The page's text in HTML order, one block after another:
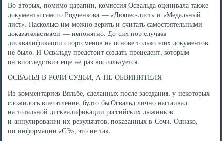
Во-вторых, помимо царапин, комиссия Освальда оценивала также
документы самого Родченкова — «Дюшес-лист» и «Медальный
лист». Насколько им можно верить и считать самостоятельными
доказательствами — непонятно. До сих пор случаев
дисквалификации спортсменов на основе только этих документов
не было. И Освальду предстоит создать прецедент, которым
он впоследствии еще не раз воспользуется.
ОСВАЛЬД В РОЛИ СУДЬИ, А НЕ ОБВИНИТЕЛЯ
Из комментариев Вяльбе, сделанных после заседания, у некоторых
сложилось впечатление, будто бы Освальд лично настаивал
на тотальной дисквалификации российских лыжников
и аннулировании их результатов, показанных в Сочи. Однако,
по информации «СЭ», это не так.